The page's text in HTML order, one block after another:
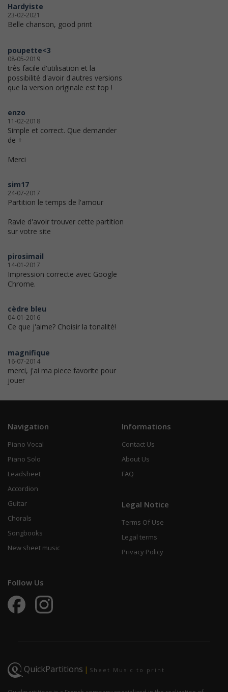
Hardyiste
23-02-2021
Belle chanson, good print
poupette<3
08-05-2019
très facile d'utilisation et la
possibilité d'avoir d'autres versions
que la version originale est top !
enzo
11-02-2018
Simple et correct. Que demander
de +
Merci
sim17
24-07-2017
Partition le temps de l'amour
Ravie d'avoir trouver cette partition
sur votre site
pirosimail
14-01-2017
Impression correcte avec Google
Chrome.
cèdre bleu
04-01-2016
Ce que j'aime? Choisir la tonalité!
magnifique
16-07-2014
merci, j'ai ma piece favorite pour
jouer
Navigation
Piano Vocal
Piano Solo
Leadsheet
Accordion
Guitar
Chorals
Songbooks
New sheet music
Informations
Contact Us
About Us
FAQ
Legal Notice
Terms Of Use
Legal terms
Privacy Policy
Follow Us
QuickPartitions | Sheet Music to print